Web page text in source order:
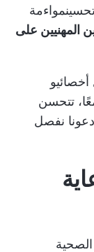
مواءمة
المهنيين على
تتحسن
نفصل